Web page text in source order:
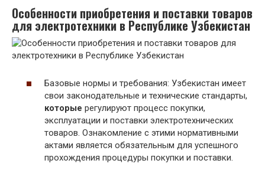
Особенности приобретения и поставки товаров
для электротехники в Республике Узбекистан
Базовые нормы и требования: Узбекистан имеет
свои законодательные и технические стандарты,
которые регулируют процесс покупки,
эксплуатации и поставки электротехнических
товаров. Ознакомление с этими нормативными
актами является обязательным для успешного
прохождения процедуры покупки и поставки.